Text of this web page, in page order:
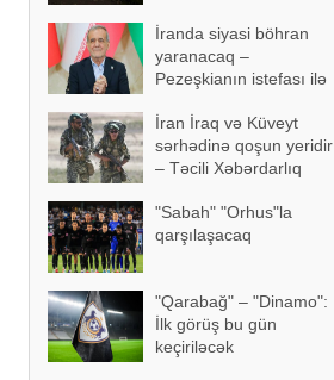
İranda siyasi böhran
yaranacaq –
Pezeşkianın istefası ilə
İran İraq və Küveyt
sərhədinə qoşun yeridir
– Təcili Xəbərdarlıq
"Sabah" "Orhus"la
qarşılaşacaq
"Qarabağ" – "Dinamo":
İlk görüş bu gün
keçiriləcək